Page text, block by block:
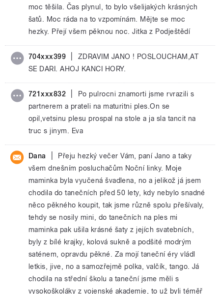
moc těšila. Čas plynul, to bylo všelijakých krásných
šatů. Moc ráda na to vzpomínám. Mějte se moc
hezky. Přejí všem pěknou noc. Jitka z Podještědí
704xxx399
ZDRAVIM JANO ! POSLOUCHAM,AT
SE DARI. AHOJ KANCI HORY.
721xxx832
Po pulrocni znamorti jsme rvrazili s
partnerem a prateli na maturitni ples.On se
opil,vetsinu plesu prospal na stole a ja sla tancit na
truc s jinym. Eva
Dana
Přeju hezký večer Vám, paní Jano a taky
všem dnešním posluchačům Noční linky. Moje
maminka byla vyučená švadlena, no a jelikož já jsem
chodila do tanečních před 50 lety, kdy nebylo snadné
něco pěkného koupit, tak jsme různě spolu přešívaly,
tehdy se nosily mini, do tanečních na ples mi
maminka pak ušila krásné šaty z jejích svatebních,
byly z bílé krajky, kolová sukně a podšité modrým
saténem, opravdu pěkné. Za mojí taneční éry vládl
letkis, jive, no a samozřejmě polka, valčík, tango. Já
chodila na střední školu a taneční jsme měli s
vysokoškoláky z vojenské akademie, to už byli téměř